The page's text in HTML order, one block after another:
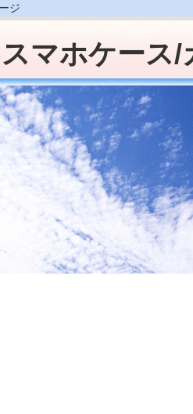
ジ
マホケース/